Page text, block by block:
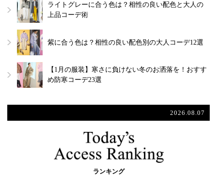
ライトグレーに合う色は？相性の良い配色と大人の
上品コーデ術
紫に合う色は？相性の良い配色別の大人コーデ12選
【1月の服装】寒さに負けない冬のお洒落を！おすす
め防寒コーデ23選
2026.08.07
ランキング